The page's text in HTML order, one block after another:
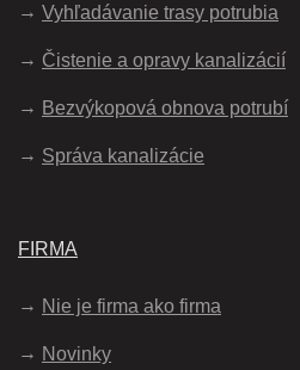
Vyhľadávanie trasy potrubia
Čistenie a opravy kanalizácií
Bezvýkopová obnova potrubí
Správa kanalizácie
FIRMA
Nie je firma ako firma
Novinky